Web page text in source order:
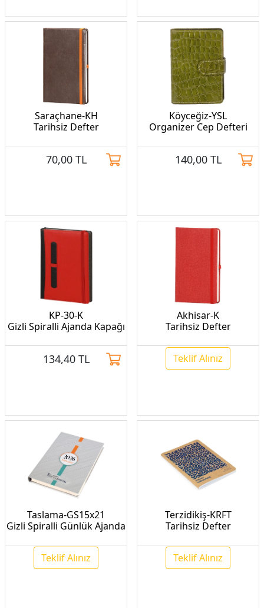
Saraçhane-KH
Tarihsiz Defter
70,00 TL
Köyceğiz-YSL
Organizer Cep Defteri
140,00 TL
KP-30-K
Gizli Spiralli Ajanda Kapağı
134,40 TL
Akhisar-K
Tarihsiz Defter
Teklif Alınız
Taslama-GS15x21
Gizli Spiralli Günlük Ajanda
Teklif Alınız
Terzidikiş-KRFT
Tarihsiz Defter
Teklif Alınız